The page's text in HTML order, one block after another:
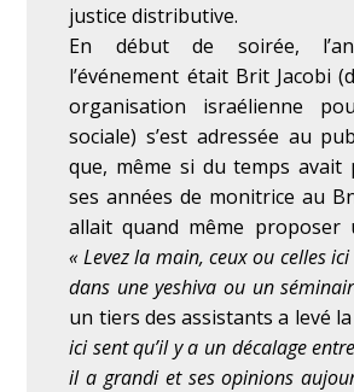
justice distributive.
En début de soirée,
l’événement était Brit Jacobi
organisation israélienne
sociale) s’est adressée au
que, même si du temps avait
ses années de monitrice au
allait quand même proposer
« Levez la main, ceux ou celles
dans une yeshiva ou un
un tiers des assistants a levé
ici sent qu’il y a un décalage
il a grandi et ses opinions